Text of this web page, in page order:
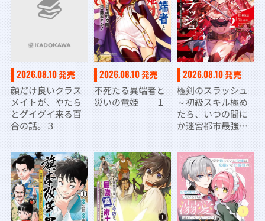
2026.08.10発売
顔だけ良いクラス
メイトが、やたら
とグイグイ来る百
合の話。３
2026.08.10発売
不死たる異端者と
災いの竜姫 １
2026.08.10発売
極剣のスラッシュ
～初級スキル極め
たら、いつの間に
か迷宮都市最強に